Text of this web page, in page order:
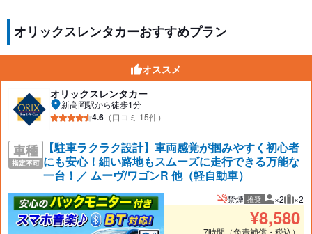
オリックスレンタカーおすすめプラン
オススメ
オリックスレンタカー
新高岡駅から徒歩1分
4.6 （口コミ 15件）
【駐車ラクラク設計】車両感覚が掴みやすく初心者
にも安心！細い路地もスムーズに走行できる万能な
一台！／ ムーヴ/ワゴンR 他（軽自動車）
禁煙 推奨 推奨人数
×2 推奨
×2
¥8,580
7時間（免責補償・税込）